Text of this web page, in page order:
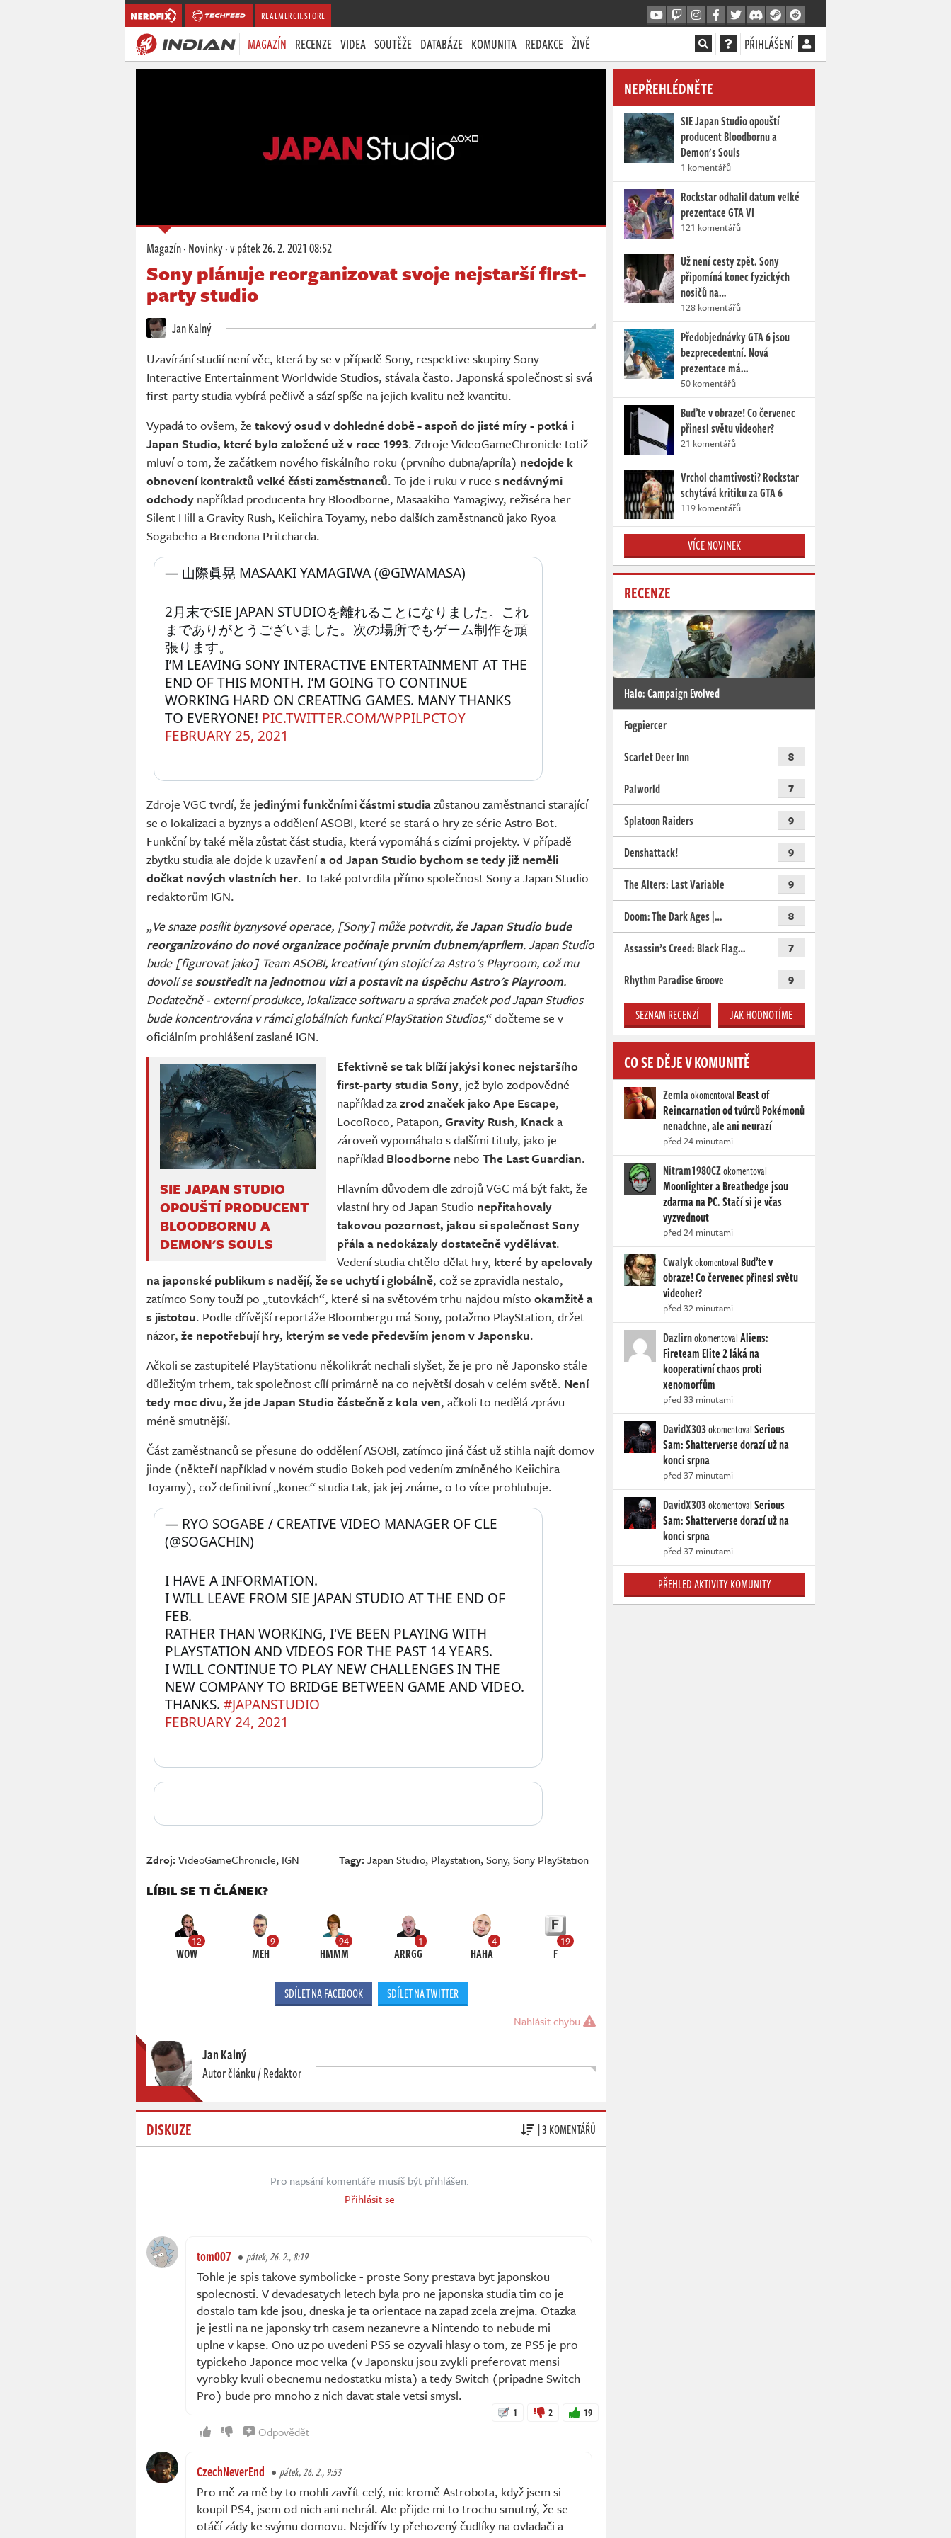
REALMERCH.STORE
MAGAZÍN RECENZE VIDEA SOUTĚŽE DATABÁZE KOMUNITA REDAKCE ŽIVĚ PŘIHLÁŠENÍ
Magazín·Novinky·v pátek26. 2. 2021 08:52
Sony plánuje reorganizovat svoje nejstarší first-
party studio
Jan Kalný
Uzavírání studií není věc, která by se v případě Sony, respektive skupiny Sony
Interactive Entertainment Worldwide Studios, stávala často. Japonská společnost si svá
first-party studia vybírá pečlivě a sází spíše na jejich kvalitu než kvantitu.
Vypadá to ovšem, že takový osud v dohledné době - aspoň do jisté míry - potká i
Japan Studio, které bylo založené už v roce 1993. Zdroje VideoGameChronicle totiž
mluví o tom, že začátkem nového fiskálního roku (prvního dubna/apríla) nedojde k
obnovení kontraktů velké části zaměstnanců. To jde i ruku v ruce s nedávnými
odchody například producenta hry Bloodborne, Masaakiho Yamagiwy, režiséra her
Silent Hill a Gravity Rush, Keiichira Toyamy, nebo dalších zaměstnanců jako Ryoa
Sogabeho a Brendona Pritcharda.
2月末でSIE JAPAN STUDIOを離れることになりました。これ
までありがとうございました。次の場所でもゲーム制作を頑
張ります。
I’M LEAVING SONY INTERACTIVE ENTERTAINMENT AT THE
END OF THIS MONTH. I’M GOING TO CONTINUE
WORKING HARD ON CREATING GAMES. MANY THANKS
TO EVERYONE! PIC.TWITTER.COM/WPPILPCTOY
— 山際眞晃 MASAAKI YAMAGIWA (@GIWAMASA)
FEBRUARY 25, 2021
Zdroje VGC tvrdí, že jedinými funkčními částmi studiazůstanou zaměstnanci starající
se o lokalizaci a byznys a oddělení ASOBI, které se stará o hry ze série Astro Bot.
Funkční by také měla zůstat část studia, která vypomáhá s cizími projekty. V případě
zbytku studia ale dojde k uzavřenía od Japan Studio bychom se tedy již neměli
dočkat nových vlastních her. To také potvrdila přímo společnost Sony a Japan Studio
redaktorům IGN.
„Ve snaze posílit byznysové operace, [Sony] může potvrdit,že Japan Studio bude
reorganizováno do nové organizace počínaje prvním dubnem/aprílem. Japan Studio
bude [figurovat jako] Team ASOBI, kreativní tým stojící za Astro's Playroom, což mu
dovolí sesoustředit na jednotnou vizi a postavit na úspěchu Astro's Playroom.
Dodatečně - externí produkce, lokalizace softwaru a správa značek pod Japan Studios
bude koncentrována v rámci globálních funkcí PlayStation Studios,“ dočteme se v
oficiálním prohlášení zaslané IGN.
SIE JAPAN STUDIO
OPOUŠTÍ PRODUCENT
BLOODBORNU A
DEMON'S SOULS
Efektivně se tak blíží jakýsi konec nejstaršího
first-party studia Sony, jež bylo zodpovědné
například zazrod značek jako Ape Escape,
LocoRoco, Patapon, Gravity Rush, Knacka
zároveň vypomáhalo s dalšími tituly, jako je
například Bloodborne nebo The Last Guardian.
Hlavním důvodem dle zdrojů VGC má být fakt, že
vlastní hry od Japan Studio nepřitahovaly
takovou pozornost, jakou si společnost Sony
přála a nedokázaly dostatečně vydělávat.
Vedení studia chtělo dělat hry, které by apelovaly
na japonské publikum s nadějí, že se uchytí i globálně, což se zpravidla nestalo,
zatímco Sony touží po „tutovkách“, které si na světovém trhu najdou místo okamžitě a
s jistotou. Podle dřívější reportáže Bloombergu má Sony, potažmo PlayStation, držet
názor, že nepotřebují hry, kterým se vede především jenom v Japonsku.
Ačkoli se zastupitelé PlayStationu několikrát nechali slyšet, že je pro ně Japonsko stále
důležitým trhem, tak společnost cílí primárně na co největší dosah v celém světě. Není
tedy moc divu, že jde Japan Studio částečně z kola ven, ačkoli to nedělá zprávu
méně smutnější.
Část zaměstnanců se přesune do oddělení ASOBI, zatímco jiná část už stihla najít domov
jinde (někteří například v novém studio Bokeh pod vedením zmíněného Keiichira
Toyamy), což definitivní „konec“ studia tak, jak jej známe, o to více prohlubuje.
I HAVE A INFORMATION.
I WILL LEAVE FROM SIE JAPAN STUDIO AT THE END OF
FEB.
RATHER THAN WORKING, I'VE BEEN PLAYING WITH
PLAYSTATION AND VIDEOS FOR THE PAST 14 YEARS.
I WILL CONTINUE TO PLAY NEW CHALLENGES IN THE
NEW COMPANY TO BRIDGE BETWEEN GAME AND VIDEO.
THANKS. #JAPANSTUDIO
— RYO SOGABE / CREATIVE VIDEO MANAGER OF CLE
(@SOGACHIN)
FEBRUARY 24, 2021
Zdroj:VideoGameChronicle, IGN Tagy:Japan Studio, Playstation,Sony,Sony PlayStation
LÍBIL SE TI ČLÁNEK?
12
WOW
9
MEH
94
HMMM
1
ARRGG
4
HAHA
19
F
SDÍLET NA FACEBOOK SDÍLET NA TWITTER
Nahlásit chybu
Jan Kalný
Autor článku / Redaktor
DISKUZE | 3 KOMENTÁŘŮ
Pro napsání komentáře musíš být přihlášen.
Přihlásit se
tom007 pátek, 26. 2., 8:19
Tohle je spis takove symbolicke - proste Sony prestava byt japonskou
spolecnosti. V devadesatych letech byla pro ne japonska studia tim co je
dostalo tam kde jsou, dneska je ta orientace na zapad zcela zrejma. Otazka
je jestli na ne japonsky trh casem nezanevre a Nintendo to nebude mi
uplne v kapse. Ono uz po uvedeni PS5 se ozyvali hlasy o tom, ze PS5 je pro
typickeho Japonce moc velka (v Japonsku jsou zvykli preferovat mensi
vyrobky kvuli obecnemu nedostatku mista) a tedy Switch (pripadne Switch
Pro) bude pro mnoho z nich davat stale vetsi smysl.
1 2 19
Odpovědět
CzechNeverEnd pátek, 26. 2., 9:53
Pro mě za mě by to mohli zavřít celý, nic kromě Astrobota, když jsem si
koupil PS4, jsem od nich ani nehrál. Ale přijde mi to trochu smutný, že se
otáčí zády ke svýmu domovu. Nejdřív ty přehozený čudlíky na ovladači a
NEPŘEHLÉDNĚTE
SIE Japan Studio opouští
producent Bloodbornu a
Demon's Souls
1 komentářů
Rockstar odhalil datum velké
prezentace GTA VI
121 komentářů
Už není cesty zpět. Sony
připomíná konec fyzických
nosičů na…
128 komentářů
Předobjednávky GTA 6 jsou
bezprecedentní. Nová
prezentace má…
50 komentářů
Buďte v obraze! Co červenec
přinesl světu videoher?
21 komentářů
Vrchol chamtivosti? Rockstar
schytává kritiku za GTA 6
119 komentářů
VÍCE NOVINEK
RECENZE
Halo: Campaign Evolved
Fogpiercer
Scarlet Deer Inn
8
Palworld 7
Splatoon Raiders 9
Denshattack! 9
The Alters: Last Variable 9
Doom: The Dark Ages |… 8
Assassin’s Creed: Black Flag… 7
Rhythm Paradise Groove 9
SEZNAM RECENZÍ JAK HODNOTÍME
CO SE DĚJE V KOMUNITĚ
Zemlaokomentoval Beast of
Reincarnation od tvůrců Pokémonů
nenadchne, ale ani neurazí
před 24 minutami
Nitram1980CZokomentoval
Moonlighter a Breathedge jsou
zdarma na PC. Stačí si je včas
vyzvednout
před 24 minutami
Cwalykokomentoval Buďte v
obraze! Co červenec přinesl světu
videoher?
před 32 minutami
DazlirnokomentovalAliens:
Fireteam Elite 2 láká na
kooperativní chaos proti
xenomorfům
před 33 minutami
DavidX303okomentovalSerious
Sam: Shatterverse dorazí už na
konci srpna
před 37 minutami
DavidX303okomentovalSerious
Sam: Shatterverse dorazí už na
konci srpna
před 37 minutami
PŘEHLED AKTIVITY KOMUNITY